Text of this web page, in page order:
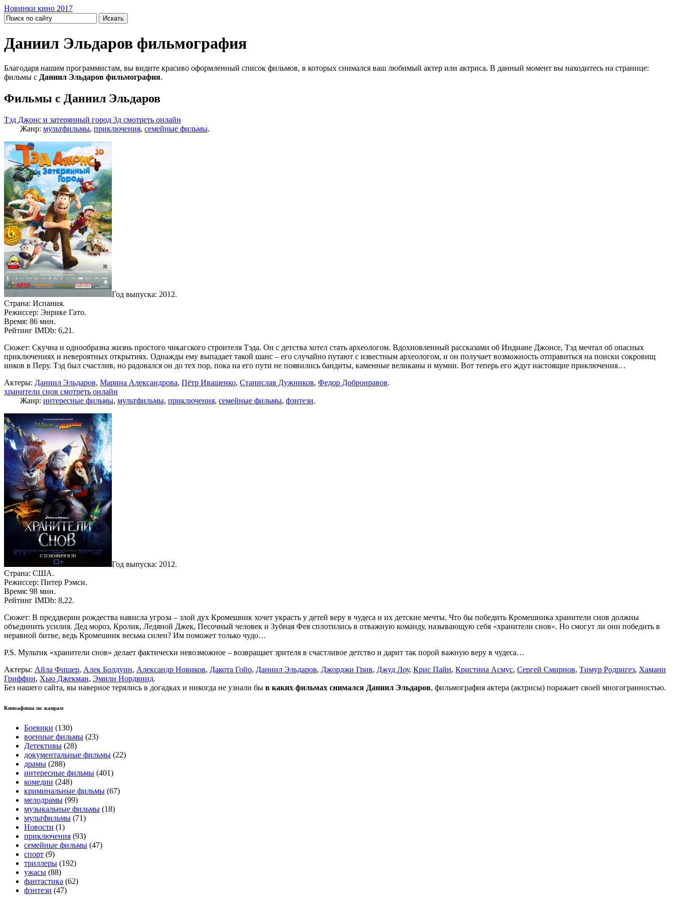
Новинки кино 2017
Даниил Эльдаров фильмография
Благодаря нашим программистам, вы видите красиво оформленный список фильмов, в которых снимался ваш любимый актер или актриса. В данный момент вы находитесь на странице:
фильмы с Даниил Эльдаров фильмография.
Фильмы с Даниил Эльдаров
Тэд Джонс и затерянный город 3д смотреть онлайн
Жанр: мультфильмы, приключения, семейные фильмы.
Год выпуска: 2012.
Страна: Испания.
Режиссер: Энрике Гато.
Время: 86 мин.
Рейтинг IMDb: 6,21.
Сюжет: Скучна и однообразна жизнь простого чикагского строителя Тэда. Он с детства хотел стать археологом. Вдохновленный рассказами об Индиане Джонсе, Тэд мечтал об опасных
приключениях и невероятных открытиях. Однажды ему выпадает такой шанс – его случайно путают с известным археологом, и он получает возможность отправиться на поиски сокровищ
инков в Перу. Тэд был счастлив, но радовался он до тех пор, пока на его пути не появились бандиты, каменные великаны и мумии. Вот теперь его ждут настоящие приключения…
Актеры: Даниил Эльдаров, Марина Александрова, Пётр Иващенко, Станислав Дужников, Федор Добронравов.
хранители снов смотреть онлайн
Жанр: интересные фильмы, мультфильмы, приключения, семейные фильмы, фэнтези.
Год выпуска: 2012.
Страна: США.
Режиссер: Питер Рэмси.
Время: 98 мин.
Рейтинг IMDb: 8,22.
Сюжет: В преддверии рождества нависла угроза – злой дух Кромешник хочет украсть у детей веру в чудеса и их детские мечты. Что бы победить Кромешника хранители снов должны
объединить усилия. Дед мороз, Кролик, Ледяной Джек, Песочный человек и Зубная Фея сплотились в отважную команду, называющую себя «хранители снов». Но смогут ли они победить в
неравной битве, ведь Кромешник весьма силен? Им поможет только чудо…
P.S. Мультик «хранители снов» делает фактически невозможное – возвращает зрителя в счастливое детство и дарит так порой важную веру в чудеса…
Актеры: Айла Фишер, Алек Болдуин, Александр Новиков, Дакота Гойо, Даниил Эльдаров, Джорджи Грив, Джуд Лоу, Крис Пайн, Кристина Асмус, Сергей Смирнов, Тимур Родригез, Хамани
Гриффин, Хью Джекман, Эмили Нордвинд.
Без нашего сайта, вы наверное терялись в догадках и никогда не узнали бы в каких фильмах снимался Даниил Эльдаров, фильмография актера (актрисы) поражает своей многогранностью.
Киноафиша по жанрам
Боевики (130)
военные фильмы (23)
Детективы (28)
документальные фильмы (22)
драмы (288)
интересные фильмы (401)
комедии (248)
криминальные фильмы (67)
мелодрамы (99)
музыкальные фильмы (18)
мультфильмы (71)
Новости (1)
приключения (93)
семейные фильмы (47)
спорт (9)
триллеры (192)
ужасы (88)
фантастика (62)
фэнтези (47)